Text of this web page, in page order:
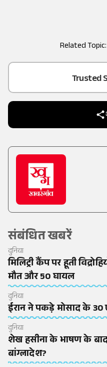
Trusted
संबंधित खबरें
दुनिया
मिलिट्री कैंप पर हूती
मौत और 50 घायल
दुनिया
ईरान ने पकड़े मोसाद के
दुनिया
शेख हसीना के भाषण के बाद
बांग्लादेश?
Related Topic: